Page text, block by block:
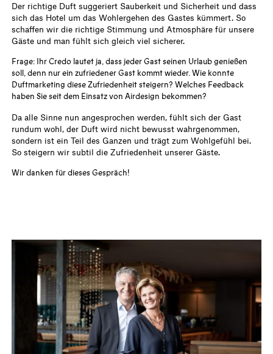
Der richtige Duft suggeriert Sauberkeit und Sicherheit und dass
sich das Hotel um das Wohlergehen des Gastes kümmert. So
schaffen wir die richtige Stimmung und Atmosphäre für unsere
Gäste und man fühlt sich gleich viel sicherer.
Frage: Ihr Credo lautet ja, dass jeder Gast seinen Urlaub genießen
soll, denn nur ein zufriedener Gast kommt wieder. Wie konnte
Duftmarketing diese Zufriedenheit steigern? Welches Feedback
haben Sie seit dem Einsatz von Airdesign bekommen?
Da alle Sinne nun angesprochen werden, fühlt sich der Gast
rundum wohl, der Duft wird nicht bewusst wahrgenommen,
sondern ist ein Teil des Ganzen und trägt zum Wohlgefühl bei.
So steigern wir subtil die Zufriedenheit unserer Gäste.
Wir danken für dieses Gespräch!